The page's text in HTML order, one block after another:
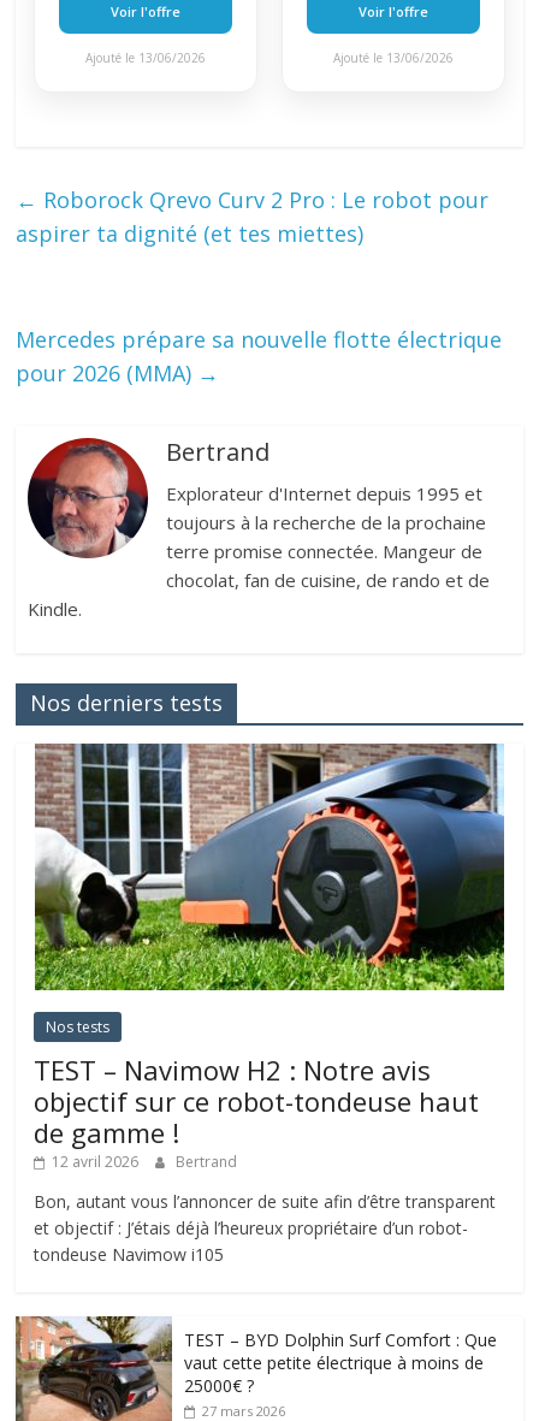
Voir l'offre
Ajouté le 13/06/2026
Voir l'offre
Ajouté le 13/06/2026
← Roborock Qrevo Curv 2 Pro : Le robot pour
aspirer ta dignité (et tes miettes)
Mercedes prépare sa nouvelle flotte électrique
pour 2026 (MMA) →
Bertrand
Explorateur d'Internet depuis 1995 et
toujours à la recherche de la prochaine
terre promise connectée. Mangeur de
chocolat, fan de cuisine, de rando et de
Kindle.
Nos derniers tests
Nos tests
TEST – Navimow H2 : Notre avis
objectif sur ce robot-tondeuse haut
de gamme !
12 avril 2026 Bertrand
Bon, autant vous l’annoncer de suite afin d’être transparent
et objectif : J’étais déjà l’heureux propriétaire d’un robot-
tondeuse Navimow i105
TEST – BYD Dolphin Surf Comfort : Que
vaut cette petite électrique à moins de
25000€ ?
27 mars 2026